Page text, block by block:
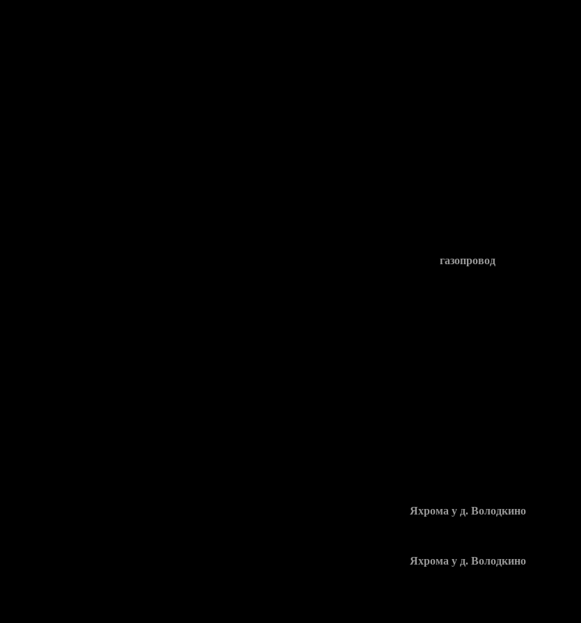
газопровод
Яхрома у д. Володкино
Яхрома у д. Володкино